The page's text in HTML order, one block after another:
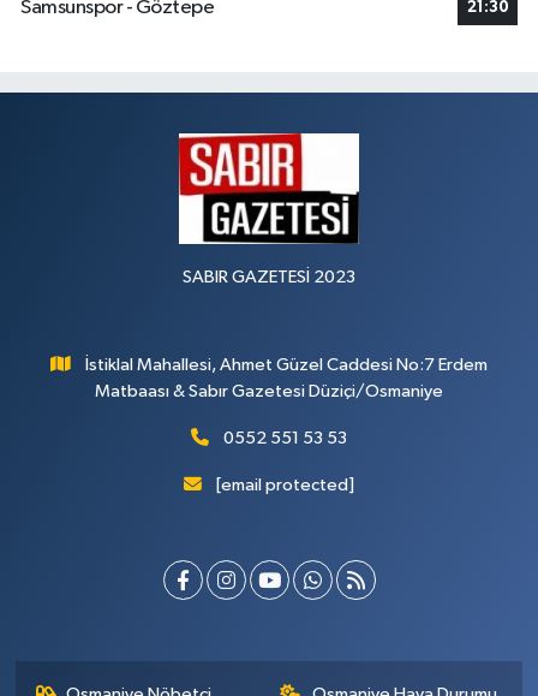
Samsunspor - Göztepe
21:30
SABIR GAZETESİ 2023
İstiklal Mahallesi, Ahmet Güzel Caddesi No:7 Erdem
Matbaası & Sabır Gazetesi Düziçi/Osmaniye
0552 551 53 53
[email protected]